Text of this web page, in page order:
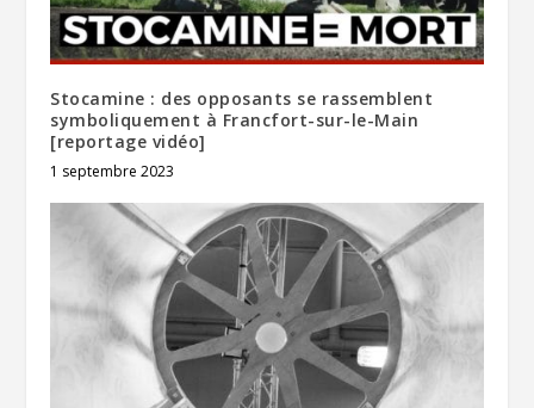
Stocamine : des opposants se rassemblent
symboliquement à Francfort-sur-le-Main
[reportage vidéo]
1 septembre 2023